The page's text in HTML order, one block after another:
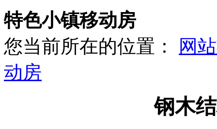
特色小镇移动房
您当前所在的位置：
网
动房
钢木